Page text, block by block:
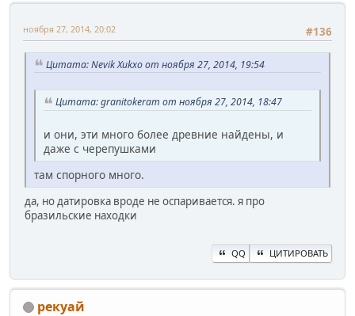
#136
ноября 27, 2014, 20:02
Цитата: Nevik Xukxo от ноября 27, 2014, 19:54
Цитата: granitokeram от ноября 27, 2014, 18:47
и они, эти много более древние найдены, и
даже с черепушками
там спорного много.
да, но датировка вроде не оспаривается. я про
бразильские находки
QQ ЦИТИРОВАТЬ
рекуай